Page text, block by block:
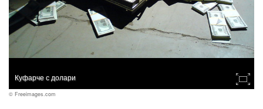
Куфарче с долари
© Freeimages.com